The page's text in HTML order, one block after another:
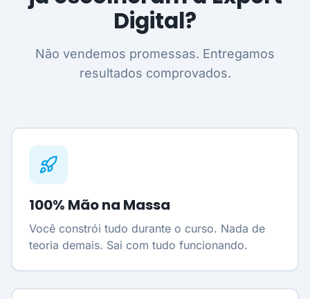
Digital?
Não vendemos promessas. Entregamos
resultados comprovados.
100% Mão na Massa
Você constrói tudo durante o curso. Nada de
teoria demais. Sai com tudo funcionando.